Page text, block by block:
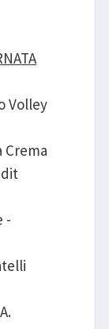
Volley
Crema
-